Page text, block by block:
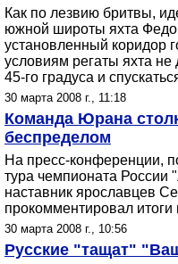
Как по лезвию бритвы,
южной широты яхта
установленный коридор
условиям регаты яхта
45-го градуса и
30 марта 2008 г., 11:18
Команда Юрана
беспределом
На пресс-конференции,
тура чемпионата России
наставник ярославцев
прокомментировал итоги
30 марта 2008 г., 10:56
Русские "тащат"